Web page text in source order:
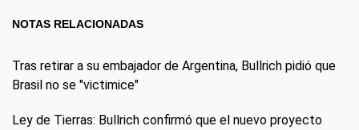
NOTAS RELACIONADAS
Tras retirar a su embajador de Argentina, Bullrich pidió que
Brasil no se "victimice"
Ley de Tierras: Bullrich confirmó que el nuevo proyecto